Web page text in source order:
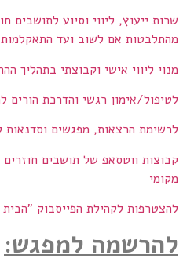
שרות ייעוץ, ליווי וסיוע לתושבים
מהתלבטות אם לשוב ועד
מנוי ליווי אישי וקבוצתי בתהליך
לטיפול/אימון רגשי והדרכת הורים
לרשימת הרצאות, מפגשים וסדנאות
קבוצות ווטסאפ של תושבים
מקומי
להצטרפות לקהילת הפייסבוק
להרשמה למפגש: